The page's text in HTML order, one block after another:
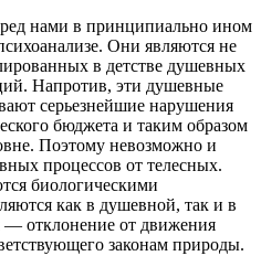
нами в принципиально ином
Они являются не
в детстве душевных
Напротив, эти душевные
серьезнейшие нарушения
бюджета и таким образом
Поэтому невозможно и
процессов от телесных.
биологическими
как в душевной, так и в
— отклонение от движения
законам природы.